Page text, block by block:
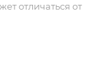
отличаться от